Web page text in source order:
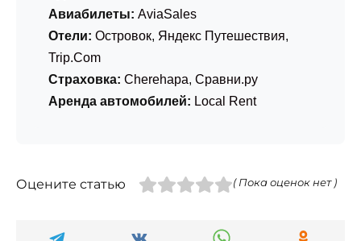
Авиабилеты: AviaSales
Отели: Островок, Яндекс Путешествия,
Trip.Com
Страховка: Cherehapa, Сравни.ру
Аренда автомобилей: Local Rent
Оцените статью ( Пока оценок нет )